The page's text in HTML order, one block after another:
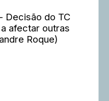
Decisão do TC
afectar outras
Roque)